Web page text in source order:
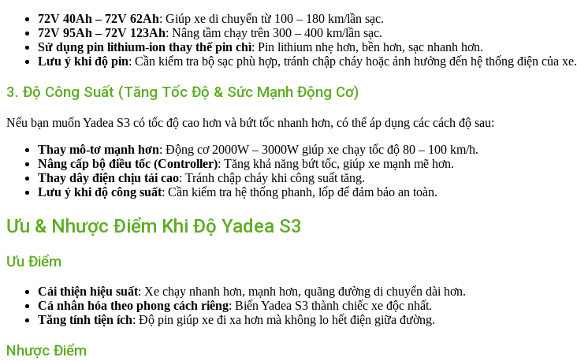
72V 40Ah – 72V 62Ah: Giúp xe di chuyển từ 100 – 180 km/lần sạc.
72V 95Ah – 72V 123Ah: Nâng tầm chạy trên 300 – 400 km/lần sạc.
Sử dụng pin lithium-ion thay thế pin chì: Pin lithium nhẹ hơn, bền hơn, sạc nhanh hơn.
Lưu ý khi độ pin: Cần kiểm tra bộ sạc phù hợp, tránh chập cháy hoặc ảnh hưởng đến hệ thống điện của xe.
3. Độ Công Suất (Tăng Tốc Độ & Sức Mạnh Động Cơ)
Nếu bạn muốn Yadea S3 có tốc độ cao hơn và bứt tốc nhanh hơn, có thể áp dụng các cách độ sau:
Thay mô-tơ mạnh hơn: Động cơ 2000W – 3000W giúp xe chạy tốc độ 80 – 100 km/h.
Nâng cấp bộ điều tốc (Controller): Tăng khả năng bứt tốc, giúp xe mạnh mẽ hơn.
Thay dây điện chịu tải cao: Tránh chập cháy khi công suất tăng.
Lưu ý khi độ công suất: Cần kiểm tra hệ thống phanh, lốp để đảm bảo an toàn.
Ưu & Nhược Điểm Khi Độ Yadea S3
Ưu Điểm
Cải thiện hiệu suất: Xe chạy nhanh hơn, mạnh hơn, quãng đường di chuyển dài hơn.
Cá nhân hóa theo phong cách riêng: Biến Yadea S3 thành chiếc xe độc nhất.
Tăng tính tiện ích: Độ pin giúp xe đi xa hơn mà không lo hết điện giữa đường.
Nhược Điểm